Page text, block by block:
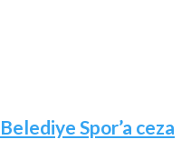
Spor’a ceza